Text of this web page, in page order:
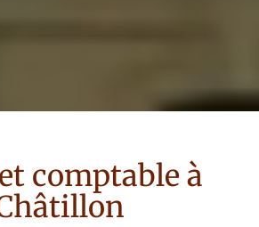
comptable à